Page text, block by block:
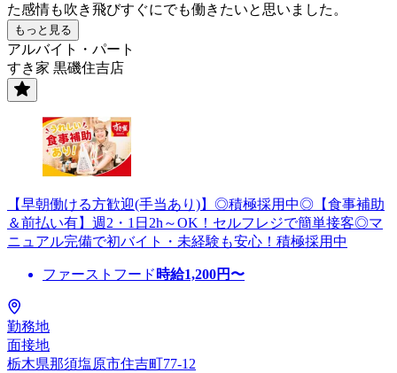
た感情も吹き飛びすぐにでも働きたいと思いました。
もっと見る
アルバイト・パート
すき家 黒磯住吉店
【早朝働ける方歓迎(手当あり)】◎積極採用中◎【食事補助
＆前払い有】週2・1日2h～OK！セルフレジで簡単接客◎マ
ニュアル完備で初バイト・未経験も安心！積極採用中
ファーストフード 時給1,200円〜
勤務地
面接地
栃木県那須塩原市住吉町77-12